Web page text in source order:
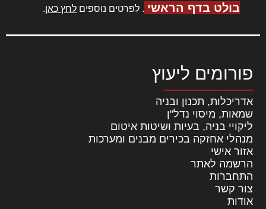
בולט בדף הראשי . לפרטים נוספים לחץ כאן.
פורומים ליעוץ
אדריכלות, תכנון ובניה
שמאות, מיסוי נדל"ן
ליקויי בניה, בעיות ושיטות איטום
מנהלי אחזקה בכירים מבנים ומערכות
אזור אישי
הרשמה לאתר
התחברות
צור קשר
אודות